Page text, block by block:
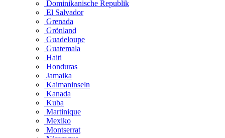
Dominikanische Republik
El Salvador
Grenada
Grönland
Guadeloupe
Guatemala
Haiti
Honduras
Jamaika
Kaimaninseln
Kanada
Kuba
Martinique
Mexiko
Montserrat